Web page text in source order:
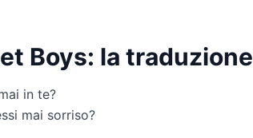
Boys: la traduzione
in te?
mai sorriso?